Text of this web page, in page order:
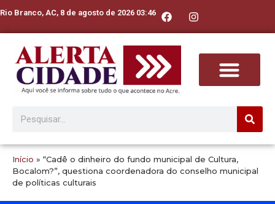
Rio Branco, AC, 8 de agosto de 2026 03:46
Início » “Cadê o dinheiro do fundo municipal de Cultura,
Bocalom?”, questiona coordenadora do conselho municipal
de políticas culturais